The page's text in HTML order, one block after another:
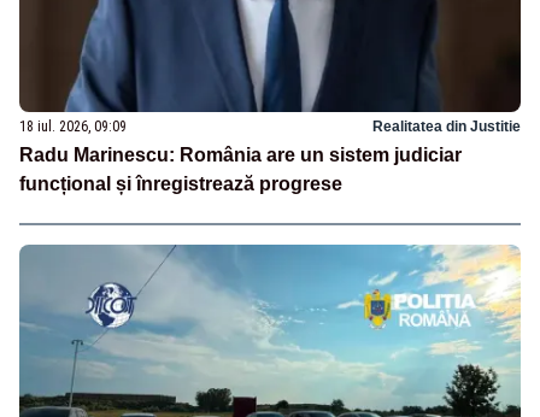
18 iul. 2026, 09:09 Realitatea din Justitie
Radu Marinescu: România are un sistem judiciar
funcțional și înregistrează progrese